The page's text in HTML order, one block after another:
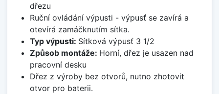
dřezu
Ruční ovládání výpusti - výpusť se zavírá a
otevírá zamáčknutím sítka.
Typ výpusti: Sítková výpusť 3 1/2
Způsob montáže: Horní, dřez je usazen nad
pracovní desku
Dřez z výroby bez otvorů, nutno zhotovit
otvor pro baterii.